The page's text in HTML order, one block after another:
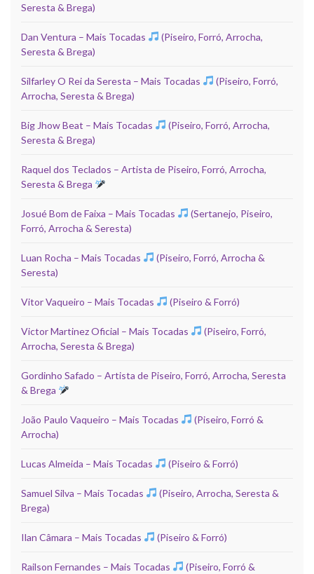
Seresta & Brega)
Dan Ventura – Mais Tocadas
(Piseiro, Forró, Arrocha,
Seresta & Brega)
Silfarley O Rei da Seresta – Mais Tocadas
(Piseiro, Forró,
Arrocha, Seresta & Brega)
Big Jhow Beat – Mais Tocadas
(Piseiro, Forró, Arrocha,
Seresta & Brega)
Raquel dos Teclados – Artista de Piseiro, Forró, Arrocha,
Seresta & Brega
Josué Bom de Faixa – Mais Tocadas
(Sertanejo, Piseiro,
Forró, Arrocha & Seresta)
Luan Rocha – Mais Tocadas
(Piseiro, Forró, Arrocha &
Seresta)
Vitor Vaqueiro – Mais Tocadas (Piseiro & Forró)
Victor Martinez Oficial – Mais Tocadas
(Piseiro, Forró,
Arrocha, Seresta & Brega)
Gordinho Safado – Artista de Piseiro, Forró, Arrocha, Seresta
& Brega
João Paulo Vaqueiro – Mais Tocadas
(Piseiro, Forró &
Arrocha)
Lucas Almeida – Mais Tocadas (Piseiro & Forró)
Samuel Silva – Mais Tocadas
(Piseiro, Arrocha, Seresta &
Brega)
Ilan Câmara – Mais Tocadas (Piseiro & Forró)
Railson Fernandes – Mais Tocadas
(Piseiro, Forró &